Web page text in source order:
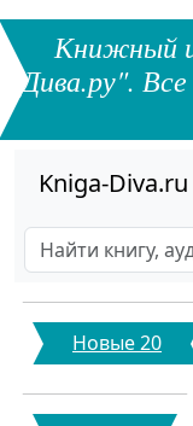
Книжный
Дива.ру".
Kniga-Diva.ru
Новые 20